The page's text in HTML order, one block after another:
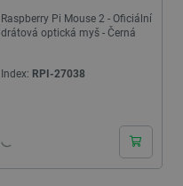
Raspberry Pi Mouse 2 - Oficiální
drátová optická myš - Černá
Index: RPI-27038